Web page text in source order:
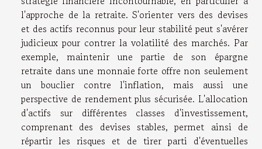
l'approche de la retraite. S'orienter vers des devises
et des actifs reconnus pour leur stabilité peut s'avérer
judicieux pour contrer la volatilité des marchés. Par
exemple, maintenir une partie de son épargne
retraite dans une monnaie forte offre non seulement
un bouclier contre l'inflation, mais aussi une
perspective de rendement plus sécurisée. L'allocation
d'actifs sur différentes classes d'investissement,
comprenant des devises stables, permet ainsi de
répartir les risques et de tirer parti d'éventuelles